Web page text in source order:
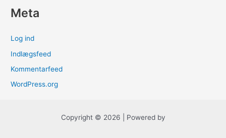
Meta
Log ind
Indlægsfeed
Kommentarfeed
WordPress.org
Copyright © 2026 | Powered by